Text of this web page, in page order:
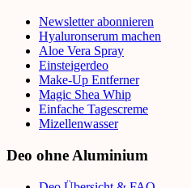
Newsletter abonnieren
Hyaluronserum machen
Aloe Vera Spray
Einsteigerdeo
Make-Up Entferner
Magic Shea Whip
Einfache Tagescreme
Mizellenwasser
Deo ohne Aluminium